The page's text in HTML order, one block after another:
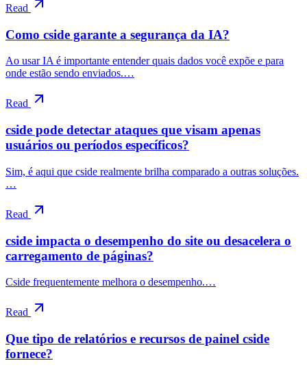
Read
Como cside garante a segurança da IA?
Ao usar IA é importante entender quais dados você expõe e para
onde estão sendo enviados.…
Read
cside pode detectar ataques que visam apenas
usuários ou períodos específicos?
Sim, é aqui que cside realmente brilha comparado a outras soluções.
…
Read
cside impacta o desempenho do site ou desacelera o
carregamento de páginas?
Cside frequentemente melhora o desempenho.…
Read
Que tipo de relatórios e recursos de painel cside
fornece?